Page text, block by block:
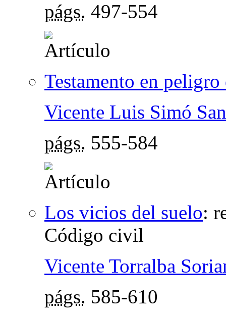
págs. 497-554
Testamento en peligro
Vicente Luis Simó
págs. 555-584
Los vicios del suelo:
Código civil
Vicente Torralba
págs. 585-610